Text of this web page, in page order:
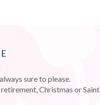
sure to please.
Christmas or Saint